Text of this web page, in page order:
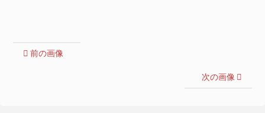
前の画像
次の画像